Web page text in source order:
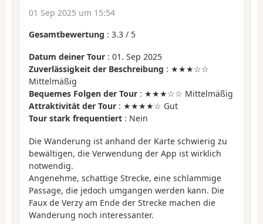
01 Sep 2025 um 15:54
Gesamtbewertung : 3.3 / 5
Datum deiner Tour : 01. Sep 2025
Zuverlässigkeit der Beschreibung : ★★★☆☆
Mittelmäßig
Bequemes Folgen der Tour : ★★★☆☆ Mittelmäßig
Attraktivität der Tour : ★★★★☆ Gut
Tour stark frequentiert : Nein
Die Wanderung ist anhand der Karte schwierig zu
bewältigen, die Verwendung der App ist wirklich
notwendig.
Angenehme, schattige Strecke, eine schlammige
Passage, die jedoch umgangen werden kann. Die
Faux de Verzy am Ende der Strecke machen die
Wanderung noch interessanter.